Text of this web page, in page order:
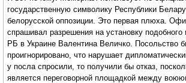
государственную символику Республики
белорусской оппозиции. Это первая плюха.
спрашивал разрешения на установку
РБ в Украине Валентина Величко. Посольство
проигнорировано, что нарушает
у посла спросили, то получили бы отказ,
является переговорной площадкой между